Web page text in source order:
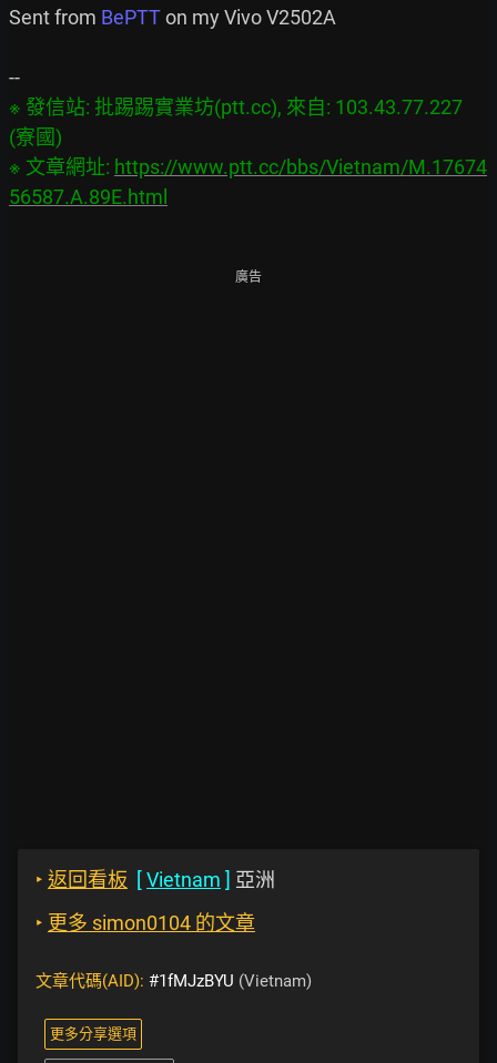
Sent from BePTT on my Vivo V2502A
※ 發信站: 批踢踢實業坊(ptt.cc), 來自: 103.43.77.227
(寮國)
※ 文章網址: https://www.ptt.cc/bbs/Vietnam/M.17674
56587.A.89E.html
廣告
‣ 返回看板 [Vietnam ] 亞洲
‣ 更多 simon0104 的文章
文章代碼(AID): #1fMJzBYU (Vietnam)
更多分享選項